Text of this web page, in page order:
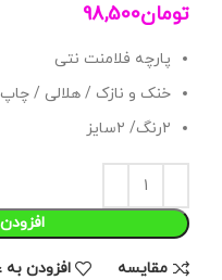
تومان98,500
پارچه فلامنت نتی
خنک و نازک / هلالی / چاپ
۲رنگ/ ۲سایز
مقايسه افزودن